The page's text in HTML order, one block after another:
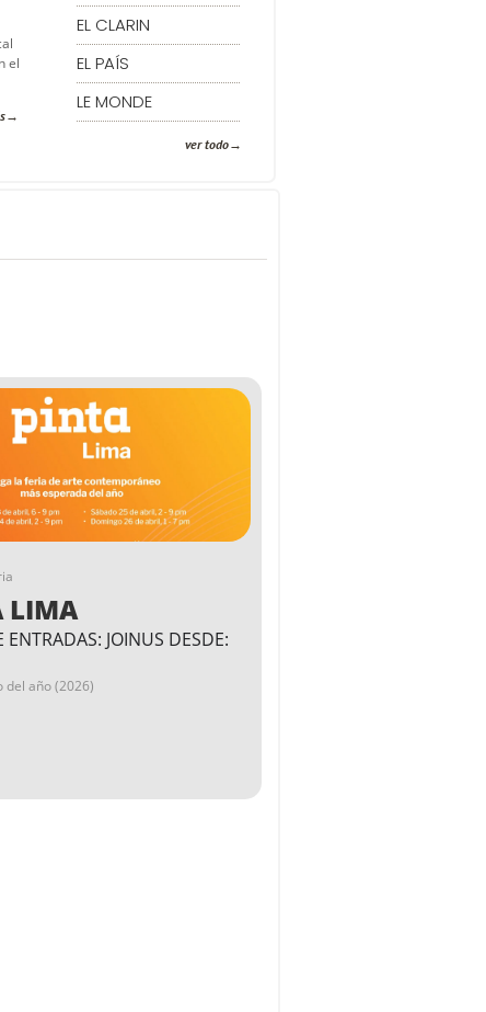
el
EL CLARIN
EL PAÍS
LE MONDE
ver todo
LIMA
ENTRADAS: JOINUS DESDE:
del año (2026)